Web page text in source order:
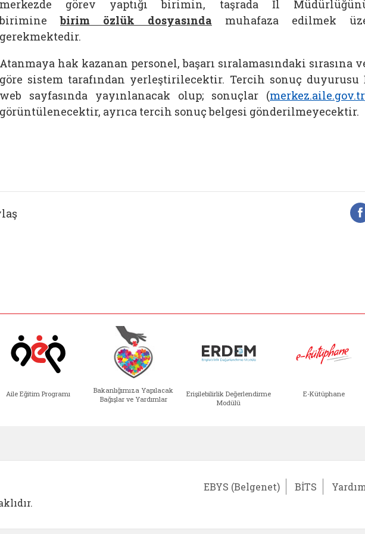
merkezde görev yaptığı birimin, taşrada İl
biriminebirim özlük dosyasında muhafaza edilmek
gerekmektedir.
Atanmaya hak kazanan personel, başarı sıralamasındaki sırasına
göre sistem tarafından yerleştirilecektir. Tercih sonuç duyurusu
web sayfasında yayınlanacak olup; sonuçlar (merkez.aile.gov.tr
görüntülenecektir, ayrıca tercih sonuç belgesi gönderilmeyecektir.
Aile Eğitim Programı
Bakanlığımıza Yapılacak
Bağışlar ve Yardımlar
Erişilebilirlik Değerlendirme
Modülü
E-Kütüphane
EBYS (Belgenet) BİTS